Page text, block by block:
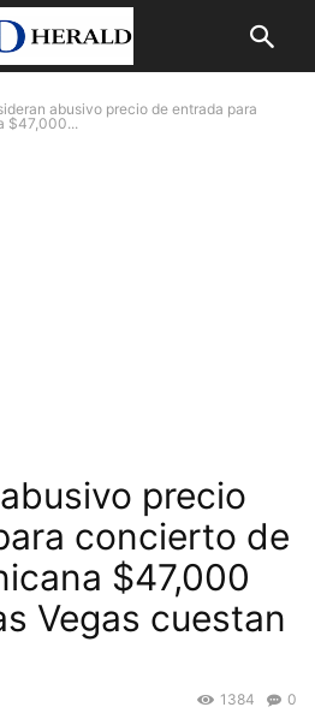
abusivo precio de entrada para
$47,000...
precio
concierto de
$47,000
Vegas cuestan
0
1384